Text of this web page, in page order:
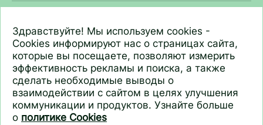
ООО «Арнест ЮниРусь»
г. Москва, ул. Сергея Макеева, д. 13.
ИНН 7705183476
+7 (495) 745 75 00
info@unirusgroup.ru
Здравствуйте! Мы используем cookies -
Cookies информируют нас о страницах сайта,
которые вы посещаете, позволяют измерить
эффективность рекламы и поиска, а также
сделать необходимые выводы о
взаимодействии с сайтом в целях улучшения
коммуникации и продуктов. Узнайте больше
о политике Cookies